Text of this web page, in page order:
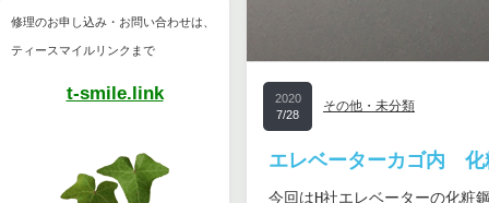
修理のお申し込み・お問い合わせは、
ティースマイルリンクまで
t-smile.link
2020
7/28
その他・未分類
エレベーターカゴ内
今回はH社エレベーターの化粧